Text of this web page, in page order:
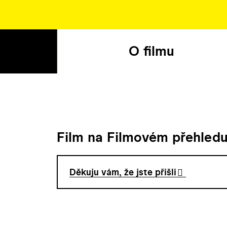
O filmu
Film na Filmovém přehledu
Děkuju vám, že jste přišli